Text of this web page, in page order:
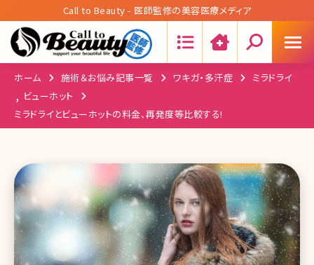
Call to Beauty - 医師監修の美容医療メディア
ホーム 施術＆お悩み記事一覧 ワキガ・多汗症 ミラドライ
, ビューホット
ミラドライとビューホットの料金、再発度等比較する!